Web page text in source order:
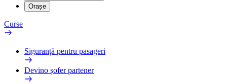
Orașe
Curse
Siguranță pentru pasageri
Devino șofer partener